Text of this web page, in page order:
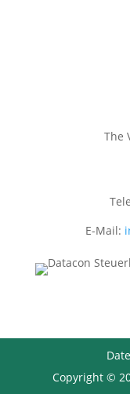
The
E-Mail:
Copyright ©